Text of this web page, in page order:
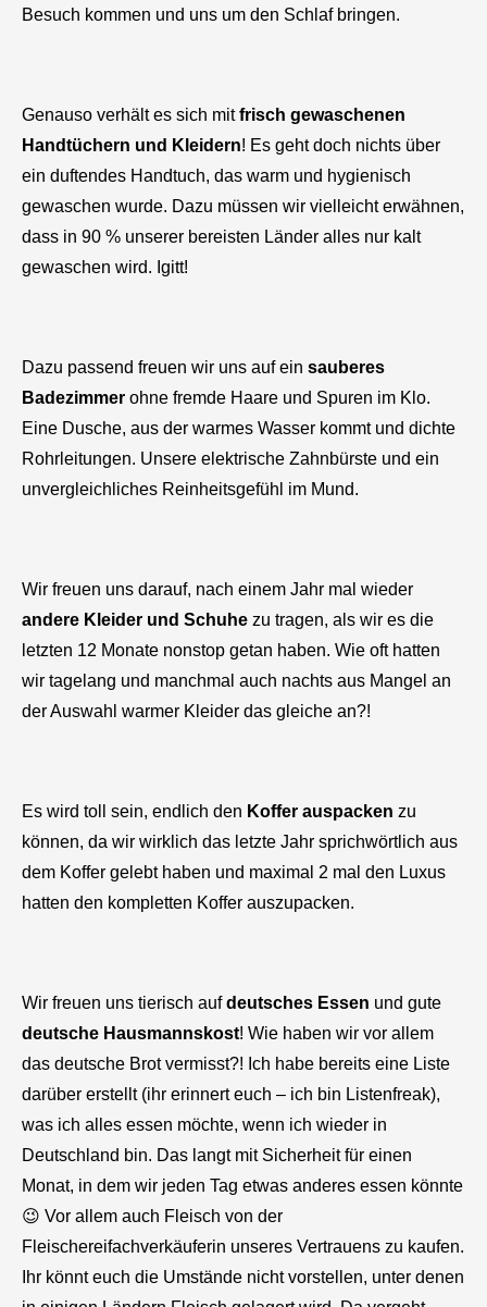
Besuch kommen und uns um den Schlaf bringen.
Genauso verhält es sich mitfrisch gewaschenen
Handtüchern und Kleidern! Es geht doch nichts über
ein duftendes Handtuch, das warm und hygienisch
gewaschen wurde. Dazu müssen wir vielleicht erwähnen,
dass in 90 % unserer bereisten Länder alles nur kalt
gewaschen wird. Igitt!
Dazu passend freuen wir uns auf ein sauberes
Badezimmer ohne fremde Haare und Spuren im Klo.
Eine Dusche, aus der warmes Wasser kommt und dichte
Rohrleitungen. Unsere elektrische Zahnbürste und ein
unvergleichliches Reinheitsgefühl im Mund.
Wir freuen uns darauf, nach einem Jahr mal wieder
andere Kleider und Schuhe zu tragen, als wir es die
letzten 12 Monate nonstop getan haben. Wie oft hatten
wir tagelang und manchmal auch nachts aus Mangel an
der Auswahl warmer Kleider das gleiche an?!
Es wird toll sein, endlich den Koffer auspacken zu
können, da wir wirklich das letzte Jahr sprichwörtlich aus
dem Koffer gelebt haben und maximal 2 mal den Luxus
hatten den kompletten Koffer auszupacken.
Wir freuen uns tierisch aufdeutsches Essen und gute
deutsche Hausmannskost! Wie haben wir vor allem
das deutsche Brot vermisst?! Ich habe bereits eine Liste
darüber erstellt (ihr erinnert euch – ich bin Listenfreak),
was ich alles essen möchte, wenn ich wieder in
Deutschland bin. Das langt mit Sicherheit für einen
Monat, in dem wir jeden Tag etwas anderes essen könnte
😉 Vor allem auch Fleisch von der
Fleischereifachverkäuferin unseres Vertrauens zu kaufen.
Ihr könnt euch die Umstände nicht vorstellen, unter denen